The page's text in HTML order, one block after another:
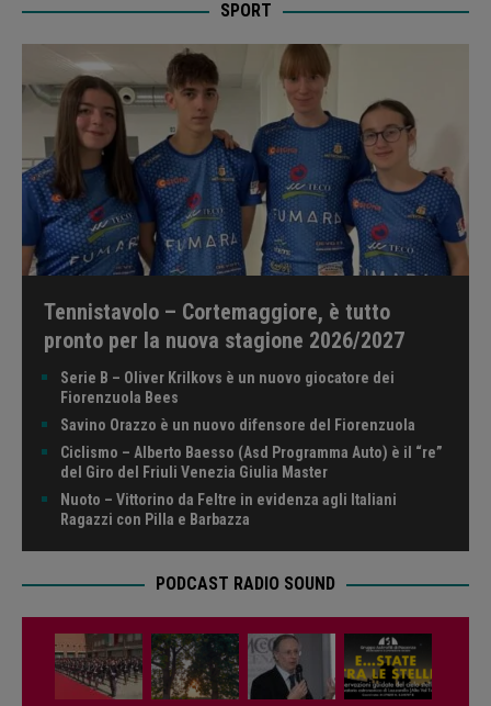
SPORT
Tennistavolo – Cortemaggiore, è tutto
pronto per la nuova stagione 2026/2027
Serie B – Oliver Krilkovs è un nuovo giocatore dei
Fiorenzuola Bees
Savino Orazzo è un nuovo difensore del Fiorenzuola
Ciclismo – Alberto Baesso (Asd Programma Auto) è il “re”
del Giro del Friuli Venezia Giulia Master
Nuoto – Vittorino da Feltre in evidenza agli Italiani
Ragazzi con Pilla e Barbazza
PODCAST RADIO SOUND